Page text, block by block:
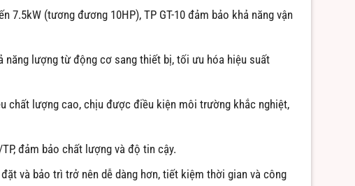
7.5kW (tương đương 10HP), TP GT-10 đảm bảo khả năng vận
lượng từ động cơ sang thiết bị, tối ưu hóa hiệu suất
chất lượng cao, chịu được điều kiện môi trường khắc nghiệt,
đảm bảo chất lượng và độ tin cậy.
và bảo trì trở nên dễ dàng hơn, tiết kiệm thời gian và công